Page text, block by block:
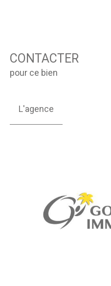
CONTACTER
pour ce bien
L'agence